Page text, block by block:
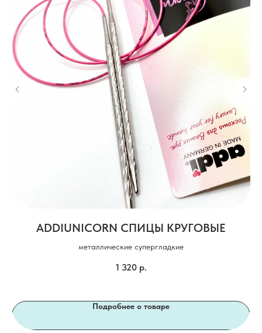
ADDIUNICORN СПИЦЫ КРУГОВЫЕ
металлические супергладкие
1 320 р.
Подробнее о товаре